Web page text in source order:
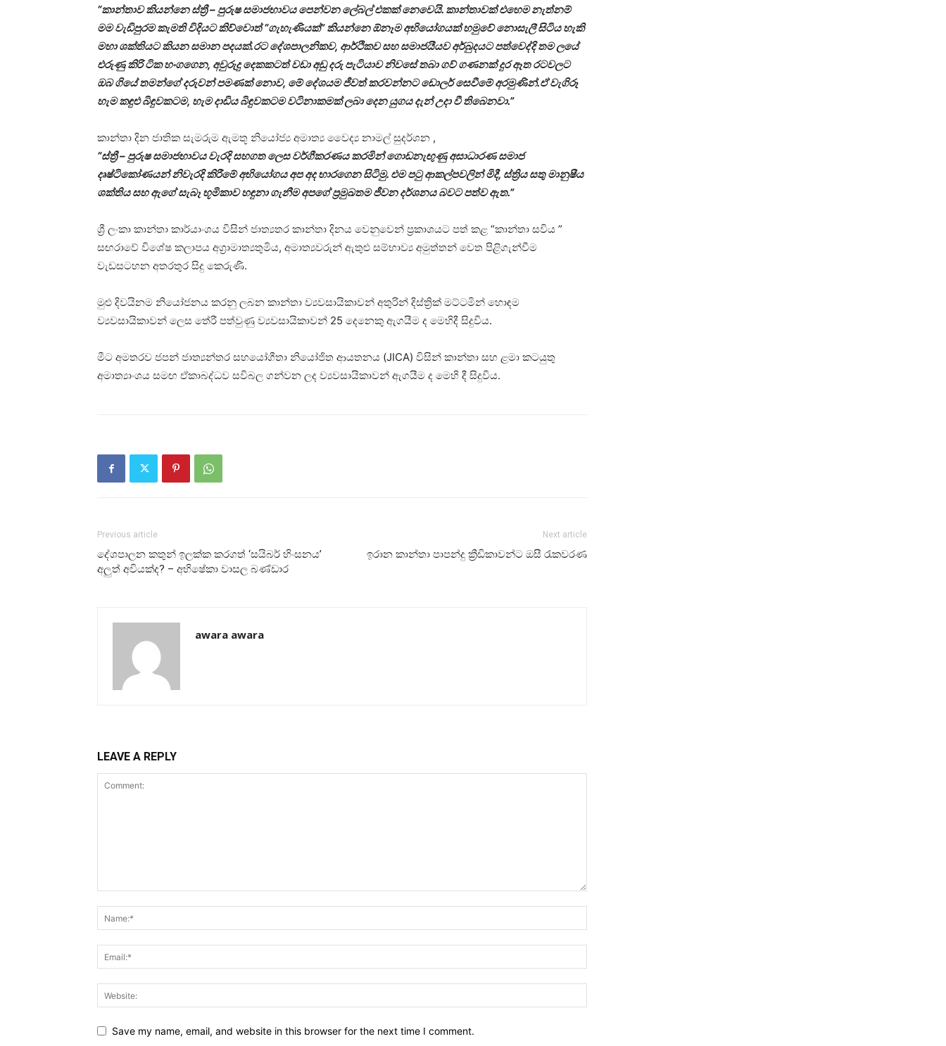
“කාන්තාව කියන්නෙ ස්ත්‍රී – පුරුෂ සමාජභාවය පෙන්වන ලේබල් එකක් නෙවෙයි. කාන්තාවක් එහෙම නැත්නම්
මම වැඩිපුරම කැමති විදියට කිව්වොත් “ගැහැණියක්” කියන්නෙ ඕනෑම අභියෝගයක් හමුවේ නොසැලී සිටිය හැකි
මහා ශක්තියට කියන සමාන පදයක්.රට දේශපාලනිකව, ආර්ථිකව සහ සමාජයීයව අර්බුදයට පත්වෙද්දි තම ලයේ
එරුණු කිරි ටික හංගගෙන, අවුරුදු දෙකකටත් වඩා අඩු දරු පැටියාව නිවසේ තබා ගව් ගණනක් දුර ඈත රටවලට
ඔබ ගියේ තමන්ගේ දරුවන් පමණක් නොව, මේ දේශයම ජීවත් කරවන්නට ඩොලර් සෙවීමේ අරමුණින්.ඒ වැගිරූ
හැම කඳුළු බිඳුවකටම, හැම දාඩිය බිඳුවකටම වටිනාකමක් ලබා දෙන යුගය දැන් උදා වී තිබෙනවා.”
කාන්තා දින ජාතික සැමරුම ඇමතූ නියෝජ්‍ය අමාත්‍ය වෛද්‍ය නාමල් සුදර්ශන ,
“ස්ත්‍රී – පුරුෂ සමාජභාවය වැරදි සහගත ලෙස වර්ගීකරණය කරමින් ගොඩනැඟුණු අසාධාරණ සමාජ
දෘෂ්ටිකෝණයන් නිවැරදි කිරීමේ අභියෝගය අප අද භාරගෙන සිටිමු. එම පටු ආකල්පවලින් මිදී, ස්ත්‍රිය සතු මානුෂීය
ශක්තිය සහ ඇගේ සැබෑ භූමිකාව හඳුනා ගැනීම අපගේ ප්‍රමුඛතම ජීවන දර්ශනය බවට පත්ව ඇත.”
ශ්‍රී ලංකා කාන්තා කාර්යාංශය විසින් ජාත්‍යතර කාන්තා දිනය වෙනුවෙන් ප්‍රකාශයට පත් කළ “කාන්තා සවිය ”
සඟරාවේ විශේෂ කලාපය අග්‍රාමාත්‍යතුමිය, අමාත්‍යවරුන් ඇතුළු සම්භාව්‍ය අමුත්තන් වෙත පිළිගැන්වීම
වැඩසටහන අතරතුර සිදු කෙරුණි.
මුළු දිවයිනම නියෝජනය කරනු ලබන කාන්තා ව්‍යවසායිකාවන් අතුරින් දිස්ත්‍රික් මට්ටමින් හොඳම
ව්‍යවසායිකාවන් ලෙස තේරී පත්වුණු ව්‍යවසායිකාවන් 25 දෙනෙකු ඇගයීම ද මෙහිදී සිදුවිය.
මීට අමතරව ජපන් ජාත්‍යන්තර සහයෝගීතා නියෝජිත ආයතනය (JICA) විසින් කාන්තා සහ ළමා කටයුතු
අමාත්‍යාංශය සමඟ ඒකාබද්ධව සවිබල ගන්වන ලද ව්‍යවසායිකාවන් ඇගයීම ද මෙහි දී සිදුවිය.
Previous article
දේශපාලන කතුන් ඉලක්ක කරගත් ‘සයිබර් හිංසනය’
අලුත් අවියක්ද? – අභිෂේකා වාසල බණ්ඩාර
Next article
ඉරාන කාන්තා පාපන්දු ක්‍රීඩිකාවන්ට ඔසී රැකවරණ
awara awara
LEAVE A REPLY
Save my name, email, and website in this browser for the next time I comment.